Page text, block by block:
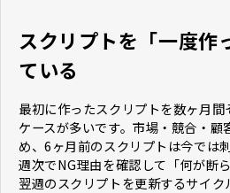
スクリプトを「一度作
ている
最初に作ったスクリプトを数ヶ月
ケースが多いです。市場・競合・顧
め、6ヶ月前のスクリプトは今では
週次でNG理由を確認して「何が断
翌週のスクリプトを更新するサイク